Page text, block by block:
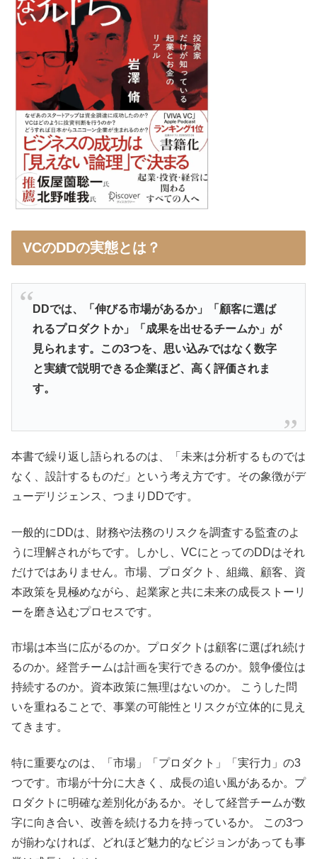
VCのDDの実態とは？
DDでは、「伸びる市場があるか」「顧客に選ば
れるプロダクトか」「成果を出せるチームか」が
見られます。この3つを、思い込みではなく数字
と実績で説明できる企業ほど、高く評価されま
す。
本書で繰り返し語られるのは、「未来は分析するものでは
なく、設計するものだ」という考え方です。その象徴がデ
ューデリジェンス、つまりDDです。
一般的にDDは、財務や法務のリスクを調査する監査のよ
うに理解されがちです。しかし、VCにとってのDDはそれ
だけではありません。市場、プロダクト、組織、顧客、資
本政策を見極めながら、起業家と共に未来の成長ストーリ
ーを磨き込むプロセスです。
市場は本当に広がるのか。プロダクトは顧客に選ばれ続け
るのか。経営チームは計画を実行できるのか。競争優位は
持続するのか。資本政策に無理はないのか。 こうした問
いを重ねることで、事業の可能性とリスクが立体的に見え
てきます。
特に重要なのは、「市場」「プロダクト」「実行力」の3
つです。市場が十分に大きく、成長の追い風があるか。プ
ロダクトに明確な差別化があるか。そして経営チームが数
字に向き合い、改善を続ける力を持っているか。 この3つ
が揃わなければ、どれほど魅力的なビジョンがあっても事